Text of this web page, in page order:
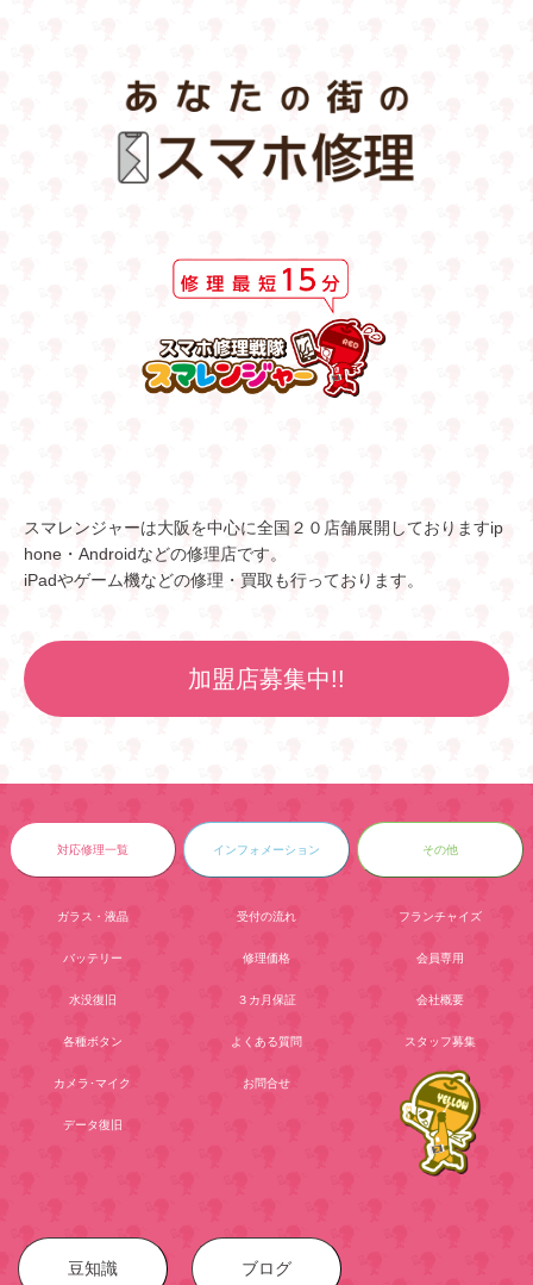
スマレンジャーは大阪を中心に全国２０店舗展開しておりますip
hone・Androidなどの修理店です。
iPadやゲーム機などの修理・買取も行っております。
加盟店募集中!!
対応修理一覧
ガラス・液晶
バッテリー
水没復旧
各種ボタン
カメラ･マイク
データ復旧
インフォメーション
受付の流れ
修理価格
３カ月保証
よくある質問
お問合せ
その他
フランチャイズ
会員専用
会社概要
スタッフ募集
豆知識 ブログ